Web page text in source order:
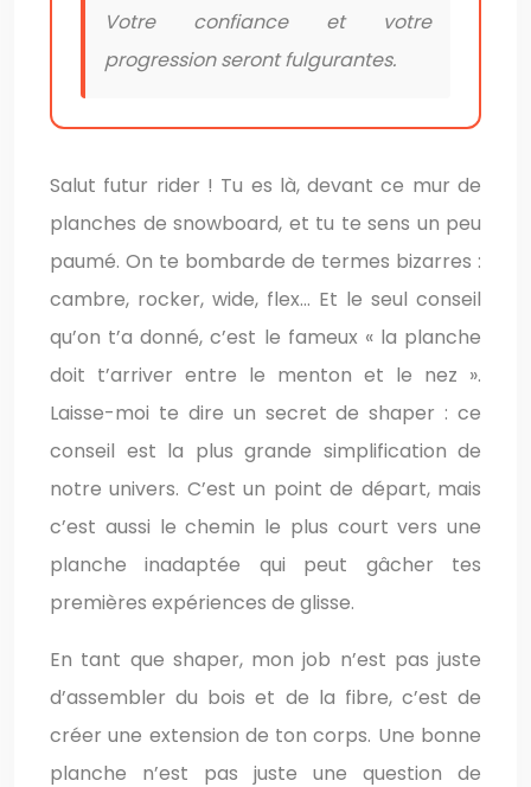
Votre confiance et votre
progression seront fulgurantes.
Salut futur rider ! Tu es là, devant ce mur de
planches de snowboard, et tu te sens un peu
paumé. On te bombarde de termes bizarres :
cambre, rocker, wide, flex… Et le seul conseil
qu’on t’a donné, c’est le fameux « la planche
doit t’arriver entre le menton et le nez ».
Laisse-moi te dire un secret de shaper : ce
conseil est la plus grande simplification de
notre univers. C’est un point de départ, mais
c’est aussi le chemin le plus court vers une
planche inadaptée qui peut gâcher tes
premières expériences de glisse.
En tant que shaper, mon job n’est pas juste
d’assembler du bois et de la fibre, c’est de
créer une extension de ton corps. Une bonne
planche n’est pas juste une question de